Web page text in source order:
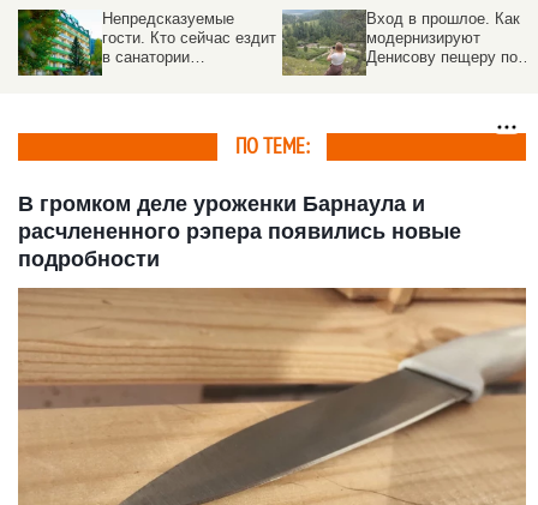
Непредсказуемые
гости. Кто сейчас ездит
в санатории
Вход в прошлое. Как
модернизируют
Денисову пещеру под
ПО ТЕМЕ:
В громком деле уроженки Барнаула и
расчлененного рэпера появились новые
подробности